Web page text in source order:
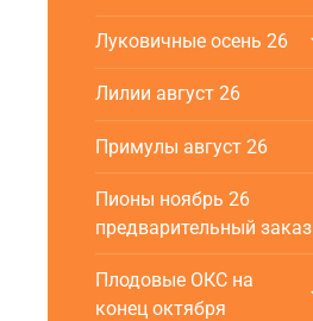
Луковичные осень 26
Лилии август 26
Примулы август 26
Пионы ноябрь 26
предварительный заказ
Плодовые ОКС на
конец октября